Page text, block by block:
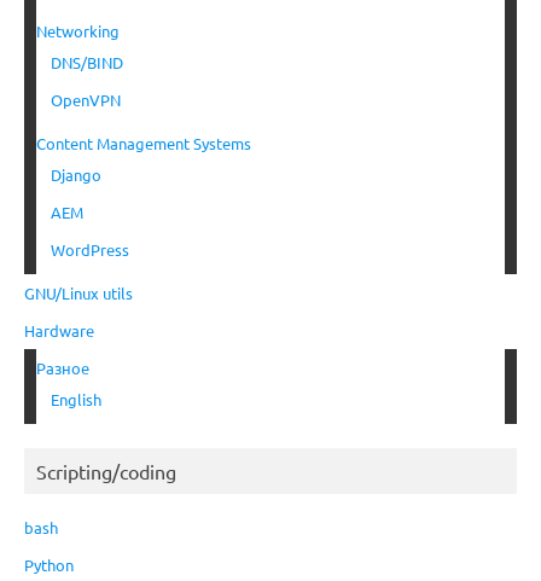
Networking
DNS/BIND
OpenVPN
Content Management Systems
Django
AEM
WordPress
GNU/Linux utils
Hardware
Разное
English
Scripting/coding
bash
Python